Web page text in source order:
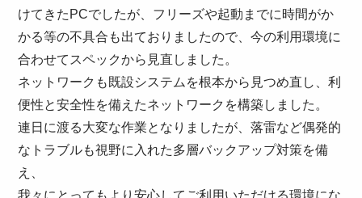
けてきたPCでしたが、フリーズや起動までに時間がか
かる等の不具合も出ておりましたので、今の利用環境に
合わせてスペックから見直しました。
ネットワークも既設システムを根本から見つめ直し、利
便性と安全性を備えたネットワークを構築しました。
連日に渡る大変な作業となりましたが、落雷など偶発的
なトラブルも視野に入れた多層バックアップ対策を備
え、
我々にとってもより安心してご利用いただける環境にな